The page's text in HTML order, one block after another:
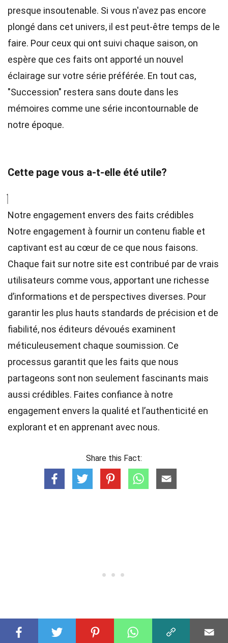
presque insoutenable. Si vous n'avez pas encore
plongé dans cet univers, il est peut-être temps de le
faire. Pour ceux qui ont suivi chaque saison, on
espère que ces faits ont apporté un nouvel
éclairage sur votre série préférée. En tout cas,
"Succession" restera sans doute dans les
mémoires comme une série incontournable de
notre époque.
Cette page vous a-t-elle été utile?
Notre engagement envers des faits crédibles
Notre engagement à fournir un contenu fiable et
captivant est au cœur de ce que nous faisons.
Chaque fait sur notre site est contribué par de vrais
utilisateurs comme vous, apportant une richesse
d’informations et de perspectives diverses. Pour
garantir les plus hauts standards de précision et de
fiabilité, nos éditeurs dévoués examinent
méticuleusement chaque soumission. Ce
processus garantit que les faits que nous
partageons sont non seulement fascinants mais
aussi crédibles. Faites confiance à notre
engagement envers la qualité et l’authenticité en
explorant et en apprenant avec nous.
Share this Fact: